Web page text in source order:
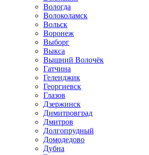
Вологда
Волоколамск
Вольск
Воронеж
Выборг
Выкса
Вышний Волочёк
Гатчина
Геленджик
Георгиевск
Глазов
Дзержинск
Димитровград
Дмитров
Долгопрудный
Домодедово
Дубна